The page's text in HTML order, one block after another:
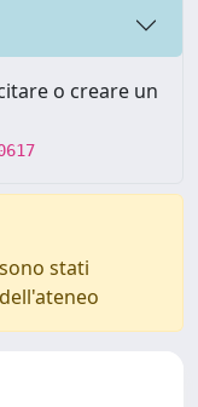
o creare un
stati